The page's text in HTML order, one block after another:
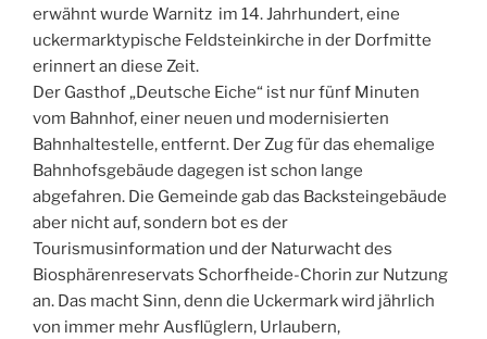
erwähnt wurde Warnitz im 14. Jahrhundert, eine
uckermarktypische Feldsteinkirche in der Dorfmitte
erinnert an diese Zeit.
Der Gasthof „Deutsche Eiche“ ist nur fünf Minuten
vom Bahnhof, einer neuen und modernisierten
Bahnhaltestelle, entfernt. Der Zug für das ehemalige
Bahnhofsgebäude dagegen ist schon lange
abgefahren. Die Gemeinde gab das Backsteingebäude
aber nicht auf, sondern bot es der
Tourismusinformation und der Naturwacht des
Biosphärenreservats Schorfheide-Chorin zur Nutzung
an. Das macht Sinn, denn die Uckermark wird jährlich
von immer mehr Ausflüglern, Urlaubern,